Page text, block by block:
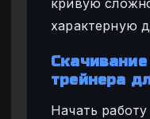
характерную
трейнера
Начать